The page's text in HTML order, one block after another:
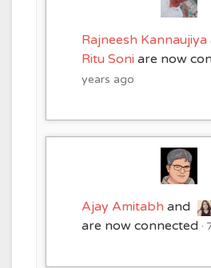
Rajneesh Kannaujiya
Ritu Soniare now
years ago
Ajay Amitabh and
are now connected